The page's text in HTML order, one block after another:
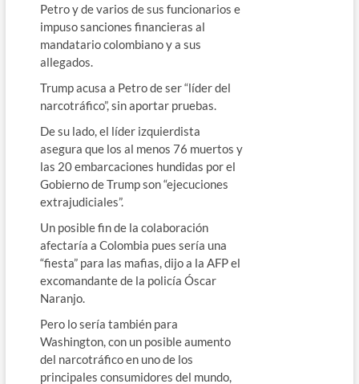
Petro y de varios de sus funcionarios e
impuso sanciones financieras al
mandatario colombiano y a sus
allegados.
Trump acusa a Petro de ser “líder del
narcotráfico”, sin aportar pruebas.
De su lado, el líder izquierdista
asegura que los al menos 76 muertos y
las 20 embarcaciones hundidas por el
Gobierno de Trump son “ejecuciones
extrajudiciales”.
Un posible fin de la colaboración
afectaría a Colombia pues sería una
“fiesta” para las mafias, dijo a la AFP el
excomandante de la policía Óscar
Naranjo.
Pero lo sería también para
Washington, con un posible aumento
del narcotráfico en uno de los
principales consumidores del mundo,